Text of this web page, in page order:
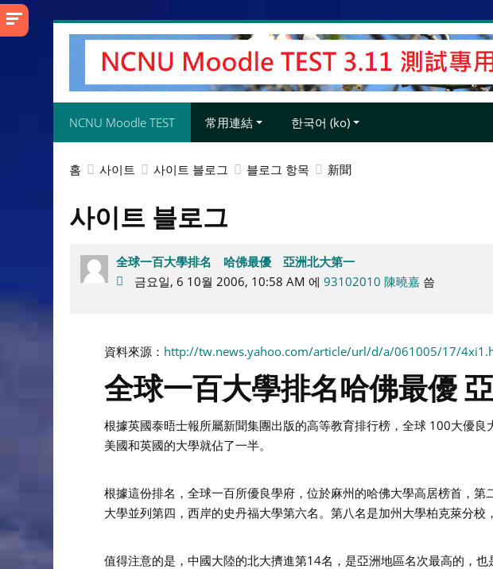
메
NCNU Moodle TEST 常用連結 한국어 ‎(ko)‎
홈 사이트 사이트 블로그 블로그 항목 新聞
사이트 블로그
全球一百大學排名 哈佛最優 亞洲北大第一
금요일, 6 10월 2006, 10:58 AM 에 93102010 陳曉嘉씀
資料來源： http://tw.news.yahoo.com/article/url/d/a/061005/17/
全球一百大學排名哈佛最優
根據英國泰晤士報所屬新聞集團出版的高等教育排行榜，全球 100大優
美國和英國的大學就佔了一半。
根據這份排名，全球一百所優良學府，位於麻州的哈佛大學高居榜首，
大學並列第四，西岸的史丹福大學第六名。第八名是加州大學柏克萊分校
值得注意的是，中國大陸的北大擠進第14名，是亞洲地區名次最高的，